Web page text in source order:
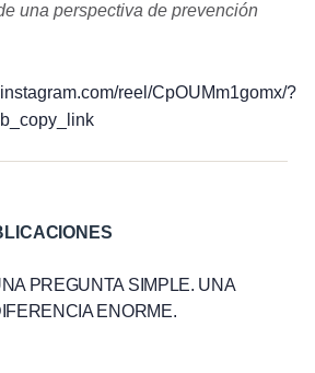
una perspectiva de prevención
reel/CpOUMm1gomx/?
PREGUNTA SIMPLE. UNA
ENORME.